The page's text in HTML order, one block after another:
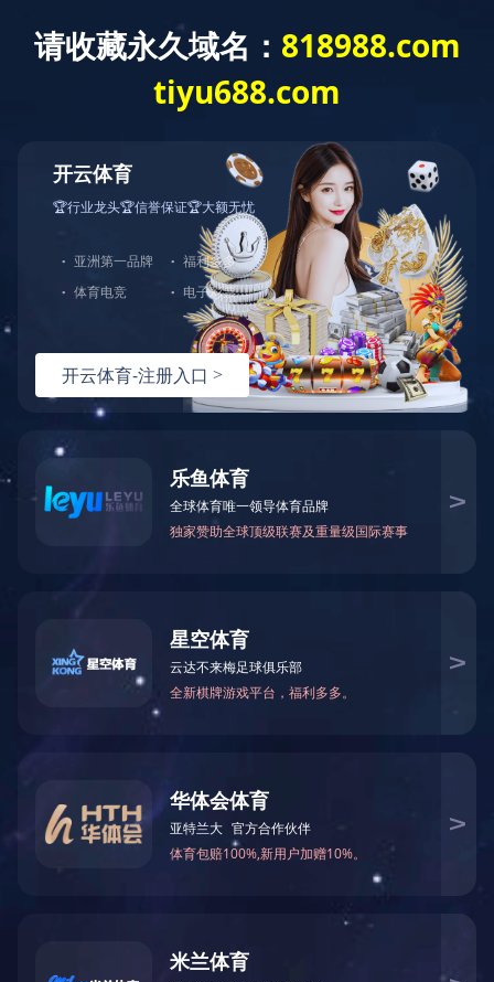
乐鱼在线 企业概况
工程业绩
乐鱼在线banner
工程业绩
超高层及特大型地标性项目
文旅、场馆及空港配套设施
教育、卫生服务设施项目
大型住宅项目
工业项目
文旅、场馆及空港